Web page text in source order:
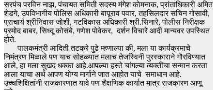
सरपंच परविन नाझ, पंचायत समिती सदस्य मंगेश काेमनाक, प्रांताधिकारी अमित
शेडगे, उपविभागीय पोलिस अधिकारी बापूराव पवार, तहसिलदार सचिन गोसावी,
प्राचार्य श्रीनिवास जोशी, गटविकास अधिकारी श्री.सिनारे, पोलीस निरीक्षक
प्रमोद बाबर, सिध्दू कोसंबे, गणेश पाेवेकर, दर्शन विचारे आदी मान्यवर उपस्थित
होते.
पालकमंत्री आदिती तटकरे पुढे म्हणाल्या की, मला या कार्यक्रमाचे
निमंत्रण मिळाले पण याच सोहळ्यात मलाच तेजस्विनी पुरस्काराने गौरविण्यात
आले, हा मला सुखद धक्का आहे.आपल्या हस्ते चांगल्या व्यक्तींचा सन्मान करता
आला याचा अर्थ आपण योग्य मार्गाने जात आहोत याचे समाधान आहे.
उच्चशिक्षितांनी राजकारणात यावे पण शैक्षणिक कार्यात मात्र राजकारण आणू